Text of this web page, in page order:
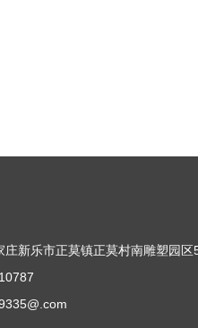
庄新乐市正莫镇正莫村南雕塑园区